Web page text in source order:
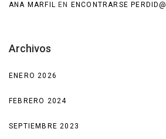
ANA MARFIL EN ENCONTRARSE PERDID@
Archivos
ENERO 2026
FEBRERO 2024
SEPTIEMBRE 2023